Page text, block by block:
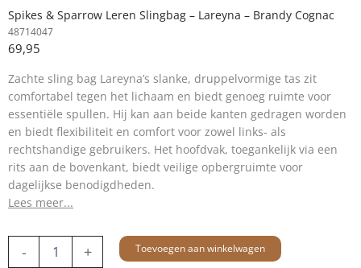
Spikes & Sparrow Leren Slingbag – Lareyna – Brandy Cognac
48714047
69,95
Zachte sling bag Lareyna’s slanke, druppelvormige tas zit
comfortabel tegen het lichaam en biedt genoeg ruimte voor
essentiële spullen. Hij kan aan beide kanten gedragen worden
en biedt flexibiliteit en comfort voor zowel links- als
rechtshandige gebruikers. Het hoofdvak, toegankelijk via een
rits aan de bovenkant, biedt veilige opbergruimte voor
dagelijkse benodigdheden.
Lees meer...
-
Slingbag
+ Toevoegen aan winkelwagen